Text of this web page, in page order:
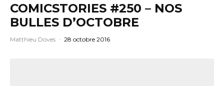
COMICSTORIES #250 – NOS
BULLES D’OCTOBRE
Matthieu Doves · 28 octobre 2016